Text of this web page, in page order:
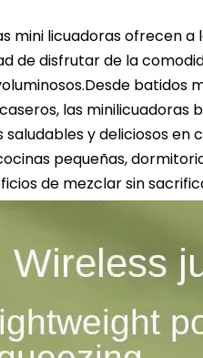
mini licuadoras ofrecen
de disfrutar de la
batidos
las
y deliciosos
pequeñas,
de mezclar sin